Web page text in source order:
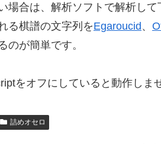
場合は、解析ソフトで解析して
る棋譜の文字列をEgaroucid、
のが簡単です。
をオフにしていると動作しま
詰めオセロ